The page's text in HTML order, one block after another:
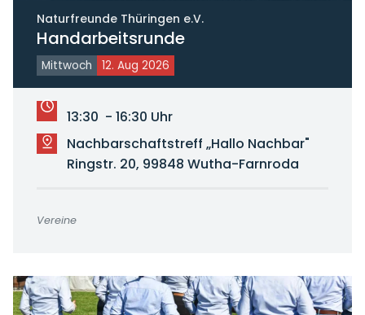
Naturfreunde Thüringen e.V.
Handarbeitsrunde
Mittwoch 12. Aug 2026
13:30 - 16:30 Uhr
Nachbarschaftstreff „Hallo Nachbar"
Ringstr. 20, 99848 Wutha-Farnroda
Vereine